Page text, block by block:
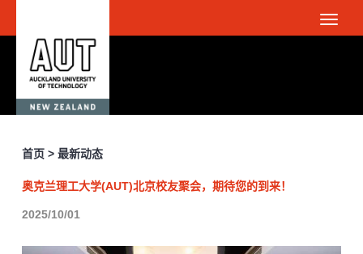
首页 > 最新动态
奥克兰理工大学(AUT)北京校友聚会，期待您的到来！
2025/10/01